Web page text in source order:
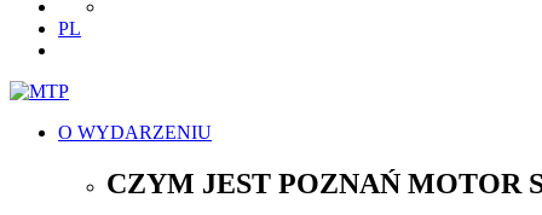
PL
O WYDARZENIU
CZYM JEST POZNAŃ MOTOR